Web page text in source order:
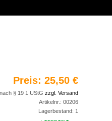
Preis: 25,50 €
§ 19 1 UStG zzgl. Versand
Artikelnr.: 00206
Lagerbestand: 1